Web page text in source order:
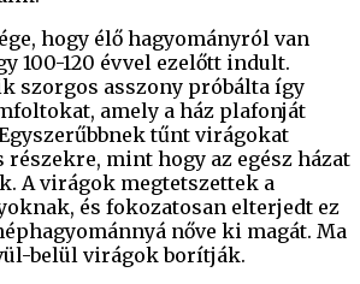
hogy élő hagyományról van
100-120 évvel ezelőtt indult.
szorgos asszony próbálta így
amely a ház plafonját
tűnt virágokat
mint hogy az egész házat
A virágok megtetszettek a
és fokozatosan elterjedt ez
nőve ki magát. Ma
belül virágok borítják.